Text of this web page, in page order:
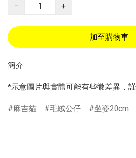
−
+
加至購物車
簡介
*示意圖片與實體可能有些微差異，
麻吉貓 毛絨公仔 坐姿20cm